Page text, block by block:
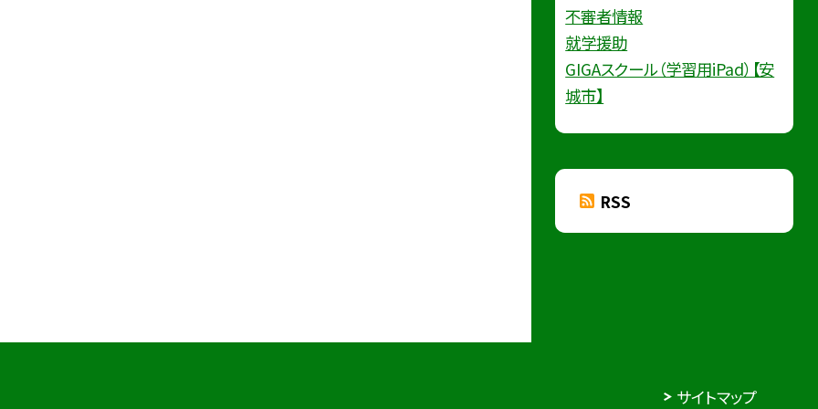
不審者情報
就学援助
GIGAスクール（学習用iPad）【安
城市】
RSS
サイトマップ